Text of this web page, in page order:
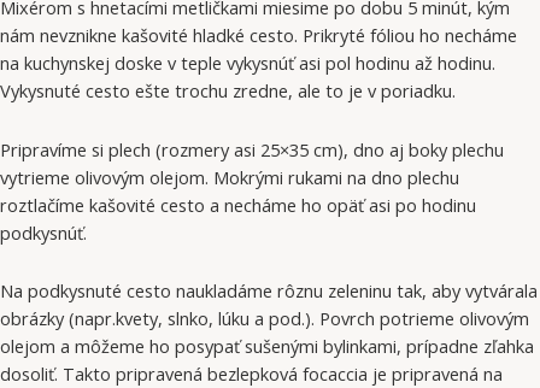
Mixérom s hnetacími metličkami miesime po dobu 5 minút, kým
nám nevznikne kašovité hladké cesto. Prikryté fóliou ho necháme
na kuchynskej doske v teple vykysnúť asi pol hodinu až hodinu.
Vykysnuté cesto ešte trochu zredne, ale to je v poriadku.
Pripravíme si plech (rozmery asi 25×35 cm), dno aj boky plechu
vytrieme olivovým olejom. Mokrými rukami na dno plechu
roztlačíme kašovité cesto a necháme ho opäť asi po hodinu
podkysnúť.
Na podkysnuté cesto naukladáme rôznu zeleninu tak, aby vytvárala
obrázky (napr.kvety, slnko, lúku a pod.). Povrch potrieme olivovým
olejom a môžeme ho posypať sušenými bylinkami, prípadne zľahka
dosoliť. Takto pripravená bezlepková focaccia je pripravená na